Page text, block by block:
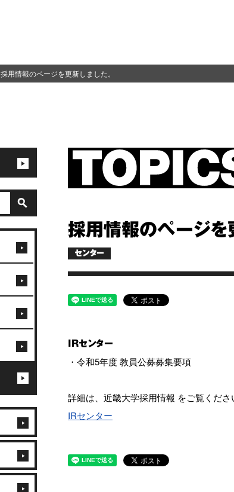
採用情報のページを更新しました。
採用情報のページを
センター
IRセンター
・令和5年度 教員公募募集要項
詳細は、近畿大学採用情報 をご覧くださ
IRセンター